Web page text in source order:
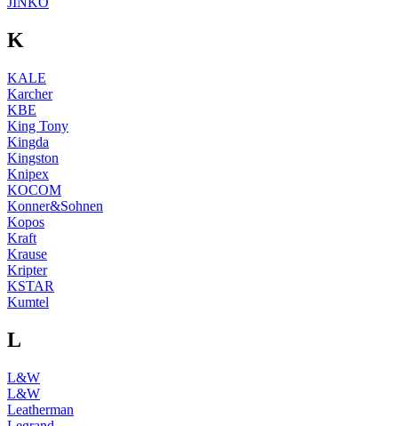
K
KALE
Karcher
KBE
King Tony
Kingda
Kingston
Knipex
KOCOM
Konner&Sohnen
Kopos
Kraft
Krause
Kripter
KSTAR
Kumtel
L
L&W
L&W
Leatherman